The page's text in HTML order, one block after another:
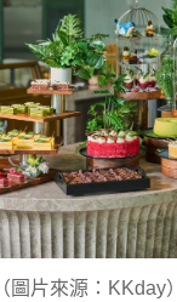
（圖片來源：KKday）